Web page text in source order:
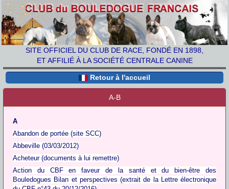
SITE OFFICIEL DU CLUB DE RACE, FONDÉ EN 1898,
ET AFFILIÉ À LA SOCIÉTÉ CENTRALE CANINE
Retour à l'accueil
A-B
A
Abandon de portée (site SCC)
Abbeville (03/03/2012)
Acheteur (documents à lui remettre)
Action du CBF en faveur de la santé et du bien-être des
Bouledogues Bilan et perspectives (extrait de la Lettre électronique